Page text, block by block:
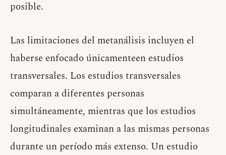
posible.
Las limitaciones del metanálisis incluyen el
haberse enfocado únicamenteen estudios
transversales. Los estudios transversales
comparan a diferentes personas
simultáneamente, mientras que los estudios
longitudinales examinan a las mismas personas
durante un período más extenso. Un estudio